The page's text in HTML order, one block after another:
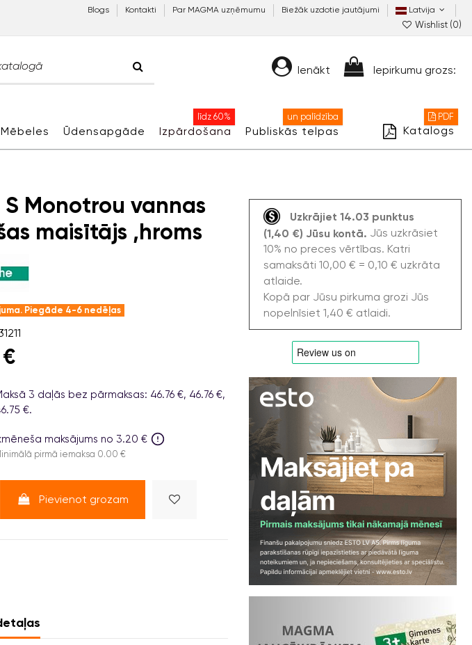
Blogs Kontakti Par MAGMA uzņēmumu Biežāk uzdotie jautājumi Latvija
Wishlist (0)
Ienākt Iepirkumu grozs:
Mēbeles Ūdensapgāde Izpārdošana
līdz 60%
Publiskās telpas
un palīdzība
Katalogs
PDF
S Monotrou vannas
maisītājs ,hroms
Piegāde 4-6 nedēļas
3 daļās bez pārmaksas: 46.76 €, 46.76 €,
€.
maksājums no 3.20 €
pirmā iemaksa 0.00 €
Pievienot grozam
Uzkrājiet 14.03 punktus
(1,40 €) Jūsu kontā. Jūs uzkrāsiet
10% no preces vērtības. Katri
samaksāti 10,00 € = 0,10 € uzkrāta
atlaide.
Kopā par Jūsu pirkuma grozi Jūs
nopelnīsiet 1,40 € atlaidi.